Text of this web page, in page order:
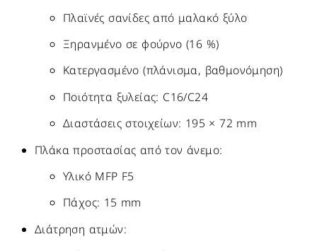
Πλαϊνές σανίδες από μαλακό ξύλο
Ξηρανμένο σε φούρνο (16 %)
Κατεργασμένο (πλάνισμα, βαθμονόμηση)
Ποιότητα ξυλείας: C16/C24
Διαστάσεις στοιχείων: 195 × 72 mm
Πλάκα προστασίας από τον άνεμο:
Υλικό MFP F5
Πάχος: 15 mm
Διάτρηση ατμών: